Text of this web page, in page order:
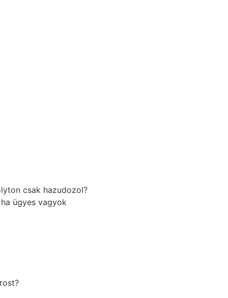
csak hazudozol?
ügyes vagyok